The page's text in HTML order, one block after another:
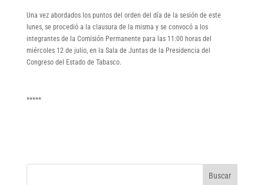
Una vez abordados los puntos del orden del día de la sesión de este
lunes, se procedió a la clausura de la misma y se convocó a los
integrantes de la Comisión Permanente para las 11:00 horas del
miércoles 12 de julio, en la Sala de Juntas de la Presidencia del
Congreso del Estado de Tabasco.
*****